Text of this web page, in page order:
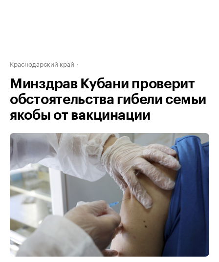
Краснодарский край
Минздрав Кубани проверит
обстоятельства гибели семьи
якобы от вакцинации